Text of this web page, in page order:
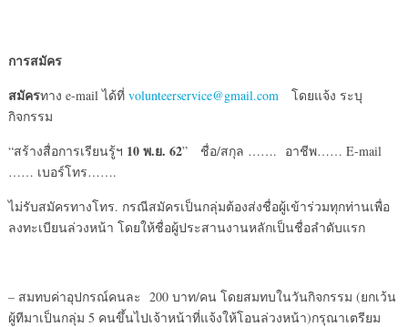
การสมัคร
สมัครทาง e-mail ได้ที่ volunteerservice@gmail.comโดยแจ้ง ระบุ
กิจกรรม
“สร้างสื่อการเรียนรู้ฯ 10 พ.ย. 62” ชื่อ/สกุล ……. อาชีพ…… E-mail
…… เบอร์โทร…….
ไม่รับสมัครทางโทร. กรณีสมัครเป็นกลุ่มต้องส่งชื่อผู้เข้าร่วมทุกท่านเพื่อ
ลงทะเบียนล่วงหน้า โดยให้ชื่อผู้ประสานงานหลักเป็นชื่อลำดับแรก
– สมทบค่าอุปกรณ์คนละ 200 บาท/คน โดยสมทบในวันกิจกรรม (ยกเว้น
ผู้ทีมาเป็นกลุ่ม 5 คนขึ้นไปเจ้าหน้าที่แจ้งให้โอนล่วงหน้า)กรุณาเตรียม